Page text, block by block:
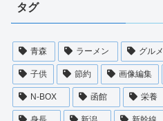
タグ
青森 ラーメン グルメ
子供 節約 画像編集
N-BOX 函館 栄養